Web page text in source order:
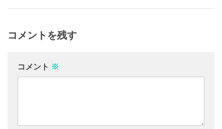
コメントを残す
コメント ※